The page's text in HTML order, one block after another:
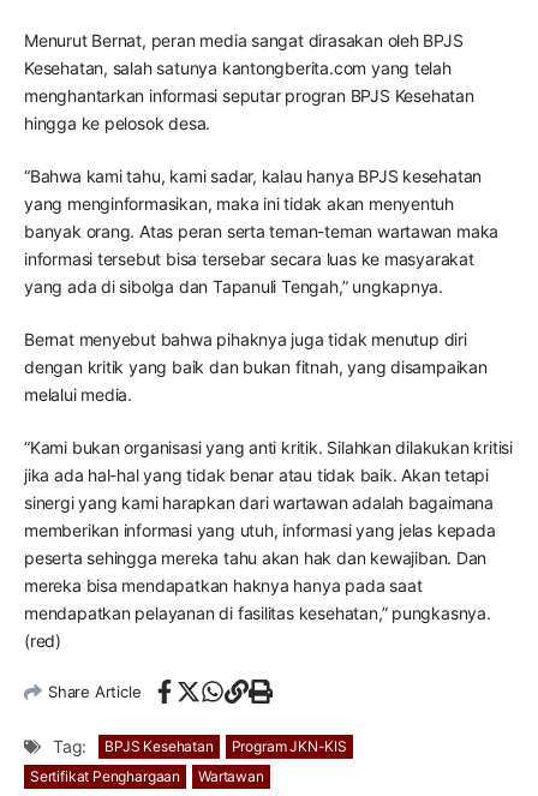
Menurut Bernat, peran media sangat dirasakan oleh BPJS
Kesehatan, salah satunya kantongberita.com yang telah
menghantarkan informasi seputar progran BPJS Kesehatan
hingga ke pelosok desa.
“Bahwa kami tahu, kami sadar, kalau hanya BPJS kesehatan
yang menginformasikan, maka ini tidak akan menyentuh
banyak orang. Atas peran serta teman-teman wartawan maka
informasi tersebut bisa tersebar secara luas ke masyarakat
yang ada di sibolga dan Tapanuli Tengah,” ungkapnya.
Bernat menyebut bahwa pihaknya juga tidak menutup diri
dengan kritik yang baik dan bukan fitnah, yang disampaikan
melalui media.
“Kami bukan organisasi yang anti kritik. Silahkan dilakukan kritisi
jika ada hal-hal yang tidak benar atau tidak baik. Akan tetapi
sinergi yang kami harapkan dari wartawan adalah bagaimana
memberikan informasi yang utuh, informasi yang jelas kepada
peserta sehingga mereka tahu akan hak dan kewajiban. Dan
mereka bisa mendapatkan haknya hanya pada saat
mendapatkan pelayanan di fasilitas kesehatan,” pungkasnya.
(red)
Share Article
Tag: BPJS Kesehatan
Program JKN-KIS
Sertifikat Penghargaan
Wartawan